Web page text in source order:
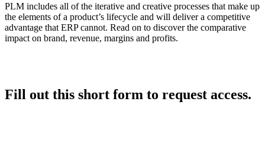
PLM includes all of the iterative and creative processes that make up
the elements of a product’s lifecycle and will deliver a competitive
advantage that ERP cannot. Read on to discover the comparative
impact on brand, revenue, margins and profits.
Fill out this short form to request access.